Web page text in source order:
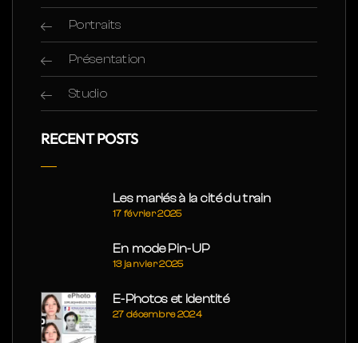
Portraits
Présentation
Studio
RECENT POSTS
Les mariés à la cité du train
17 février 2025
En mode Pin-UP
13 janvier 2025
E-Photos et Identité
27 décembre 2024